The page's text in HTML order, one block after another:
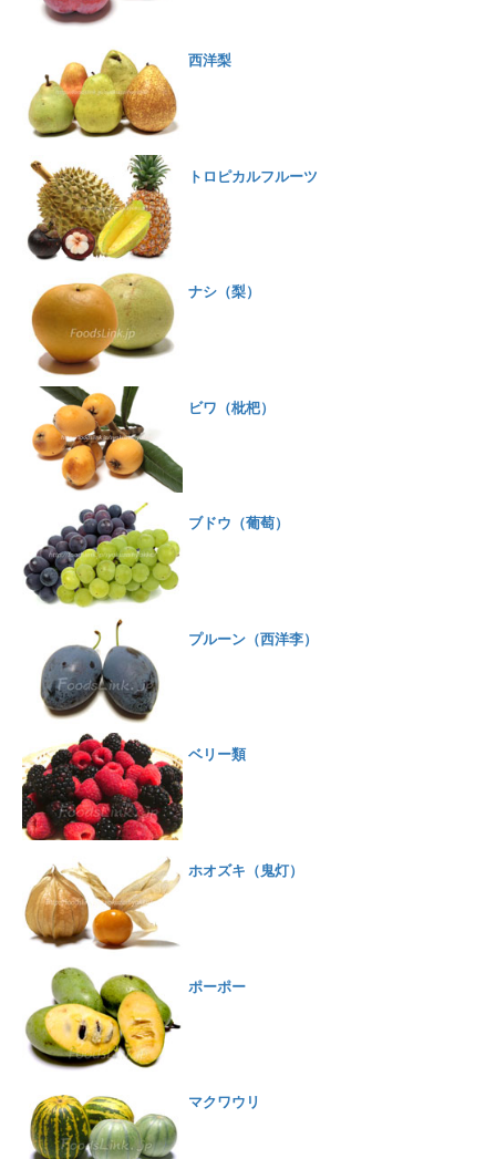
西洋梨
トロピカルフルーツ
ナシ（梨）
ビワ（枇杷）
ブドウ（葡萄）
プルーン（西洋李）
ベリー類
ホオズキ（鬼灯）
ポーポー
マクワウリ